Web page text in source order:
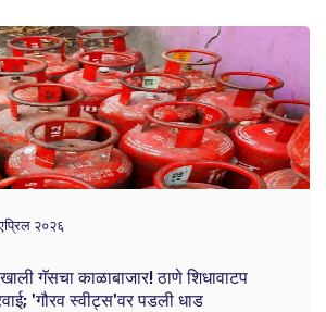
२०२६
गॅसचा काळाबाजार! ठाणे शिधावाटप
'गौरव स्वीट्स'वर पडली धाड